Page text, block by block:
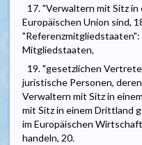
17. "Verwaltern mit Sitz
Europäischen Union sind,
Mitgliedstaaten,
19. "gesetzlichen
juristische Personen,
Verwaltern mit Sitz in
mit Sitz in einem Drittland
im Europäischen
handeln, 20.